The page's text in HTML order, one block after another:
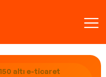
altı e-ticaret